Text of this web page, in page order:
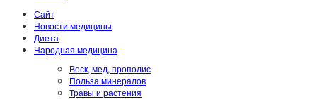
Сайт
Новости медицины
Диета
Народная медицина
Воск, мед, прополис
Польза минералов
Травы и растения